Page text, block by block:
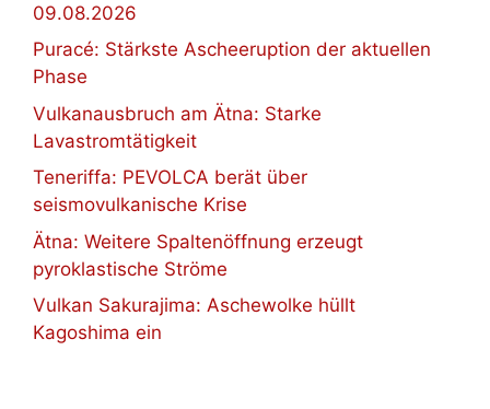
09.08.2026
Puracé: Stärkste Ascheeruption der aktuellen
Phase
Vulkanausbruch am Ätna: Starke
Lavastromtätigkeit
Teneriffa: PEVOLCA berät über
seismovulkanische Krise
Ätna: Weitere Spaltenöffnung erzeugt
pyroklastische Ströme
Vulkan Sakurajima: Aschewolke hüllt
Kagoshima ein